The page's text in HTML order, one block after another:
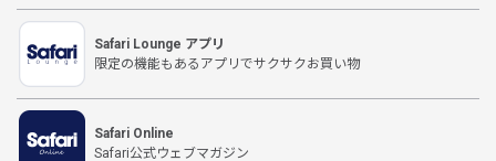
Safari Lounge アプリ
限定の機能もあるアプリでサクサクお買い物
Safari Online
Safari公式ウェブマガジン